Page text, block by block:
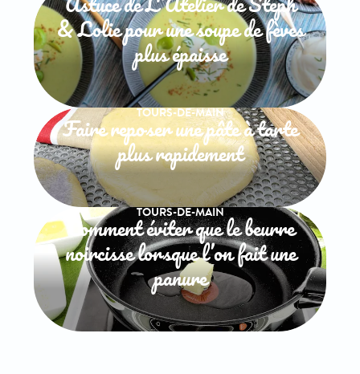
Astuce de L’Atelier de Steph
& Lolie pour une soupe de fèves
plus épaisse
TOURS-DE-MAIN
Faire reposer une pâte à tarte
plus rapidement
TOURS-DE-MAIN
Comment éviter que le beurre
noircisse lorsque l’on fait une
panure